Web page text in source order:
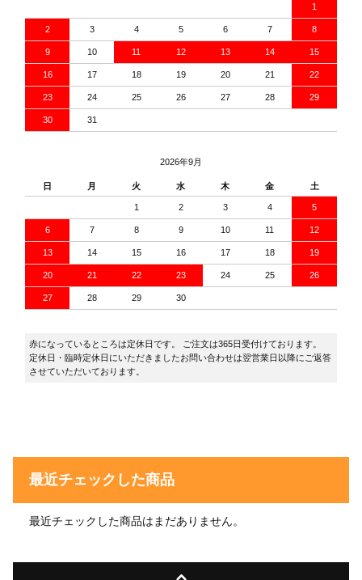
1
2 3 4 5 6 7 8
9 10 11 12 13 14 15
16 17 18 19 20 21 22
23 24 25 26 27 28 29
30 31
2026年9月
日 月 火 水 木 金 土
1 2 3 4 5
6 7 8 9 10 11 12
13 14 15 16 17 18 19
20 21 22 23 24 25 26
27 28 29 30
赤になっているところは定休日です。 ご注文は365日受付けております。
定休日・臨時定休日にいただきましたお問い合わせは翌営業日以降にご返答
させていただいております。
最近チェックした商品
最近チェックした商品はまだありません。